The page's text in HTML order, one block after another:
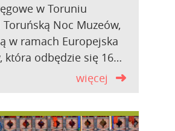
w Toruniu
Toruńską Noc Muzeów,
w ramach Europejska
która odbędzie się 16…
więcej